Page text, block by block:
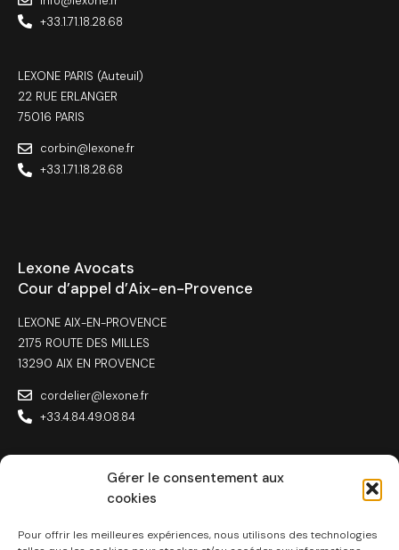
Gérer le consentement aux
cookies
Pour offrir les meilleures expériences, nous utilisons des technologies
+33.1.71.18.28.68
LEXONE PARIS (Auteuil)
22 RUE ERLANGER
75016 PARIS
corbin@lexone.fr
+33.1.71.18.28.68
Lexone Avocats
Cour d’appel d’Aix-en-Provence
LEXONE AIX-EN-PROVENCE
2175 ROUTE DES MILLES
13290 AIX EN PROVENCE
cordelier@lexone.fr
+33.4.84.49.08.84
Toulouse